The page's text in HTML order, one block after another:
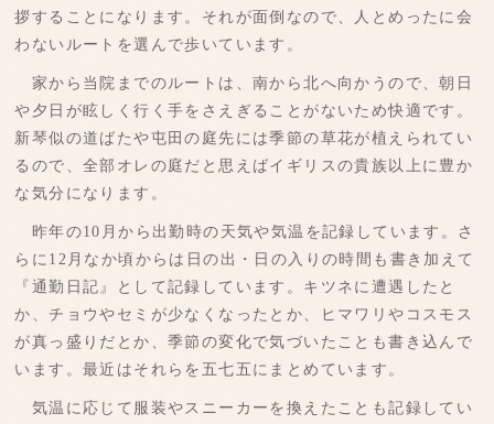
拶することになります。それが面倒なので、人とめったに会
わないルートを選んで歩いています。
家から当院までのルートは、南から北へ向かうので、朝日
や夕日が眩しく行く手をさえぎることがないため快適です。
新琴似の道ばたや屯田の庭先には季節の草花が植えられてい
るので、全部オレの庭だと思えばイギリスの貴族以上に豊か
な気分になります。
昨年の10月から出勤時の天気や気温を記録しています。さ
らに12月なか頃からは日の出・日の入りの時間も書き加えて
『通勤日記』として記録しています。キツネに遭遇したと
か、チョウやセミが少なくなったとか、ヒマワリやコスモス
が真っ盛りだとか、季節の変化で気づいたことも書き込んで
います。最近はそれらを五七五にまとめています。
気温に応じて服装やスニーカーを換えたことも記録してい